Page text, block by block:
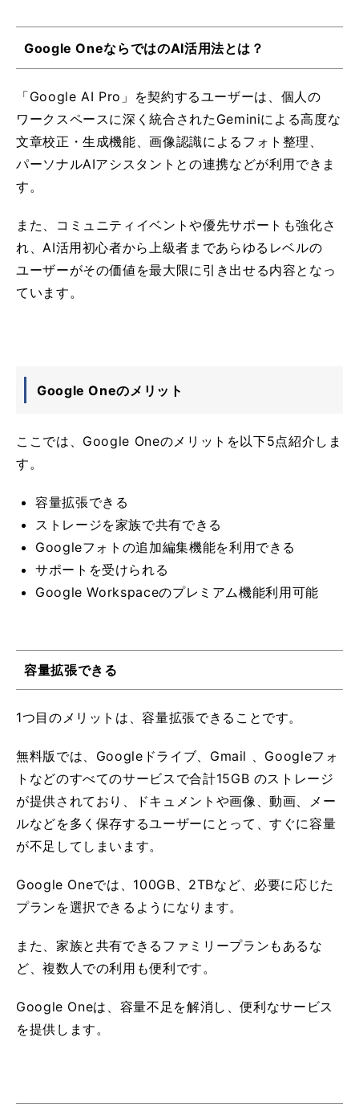
Google OneならではのAI活用法とは？
「Google AI Pro」を契約するユーザーは、個人の
ワークスペースに深く統合されたGeminiによる高度な
文章校正・生成機能、画像認識によるフォト整理、
パーソナルAIアシスタントとの連携などが利用できま
す。
また、コミュニティイベントや優先サポートも強化さ
れ、AI活用初心者から上級者まであらゆるレベルの
ユーザーがその価値を最大限に引き出せる内容となっ
ています。
Google Oneのメリット
ここでは、Google Oneのメリットを以下5点紹介しま
す。
容量拡張できる
ストレージを家族で共有できる
Googleフォトの追加編集機能を利用できる
サポートを受けられる
Google Workspaceのプレミアム機能利用可能
容量拡張できる
1つ目のメリットは、容量拡張できることです。
無料版では、Googleドライブ、Gmail 、Googleフォ
トなどのすべてのサービスで合計15GB のストレージ
が提供されており、ドキュメントや画像、動画、メー
ルなどを多く保存するユーザーにとって、すぐに容量
が不足してしまいます。
Google Oneでは、100GB、2TBなど、必要に応じた
プランを選択できるようになります。
また、家族と共有できるファミリープランもあるな
ど、複数人での利用も便利です。
Google Oneは、容量不足を解消し、便利なサービス
を提供します。